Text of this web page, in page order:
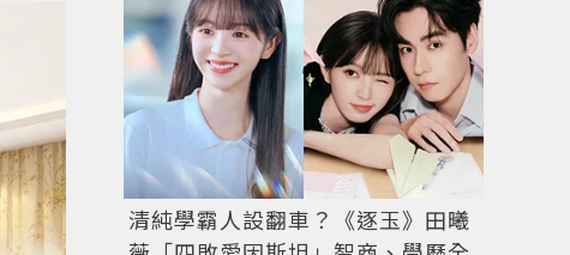
清純學霸人設翻車？《逐玉》田曦